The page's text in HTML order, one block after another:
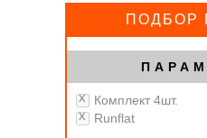
ПОДБОР
Комплект 4шт.
Runflat